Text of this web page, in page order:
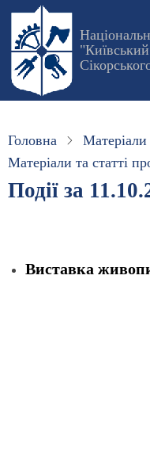
Перейти
основного
вмісту
"Київський
Головна Матеріали
Матеріали та статті
Події за
Виставка